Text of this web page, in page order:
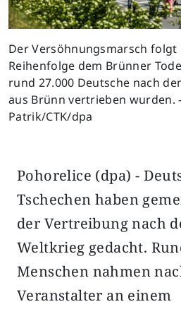
Der Versöhnungsmarsch
Reihenfolge dem Brünner
rund 27.000 Deutsche nach
aus Brünn vertrieben wurden.
Patrik/CTK/dpa
Pohorelice (dpa) -
Tschechen haben
der Vertreibung nach
Weltkrieg gedacht.
Menschen nahmen
Veranstalter an einem